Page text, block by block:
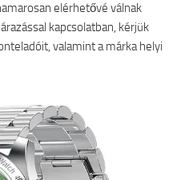
elérhetővé válnak
kapcsolatban, kérjük
valamint a márka helyi